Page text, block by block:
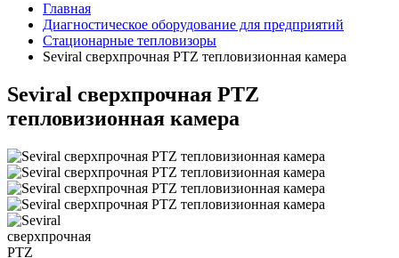
Главная
Диагностическое оборудование для предприятий
Стационарные тепловизоры
Seviral cверхпрочная PTZ тепловизионная камера
Seviral cверхпрочная PTZ
тепловизионная камера